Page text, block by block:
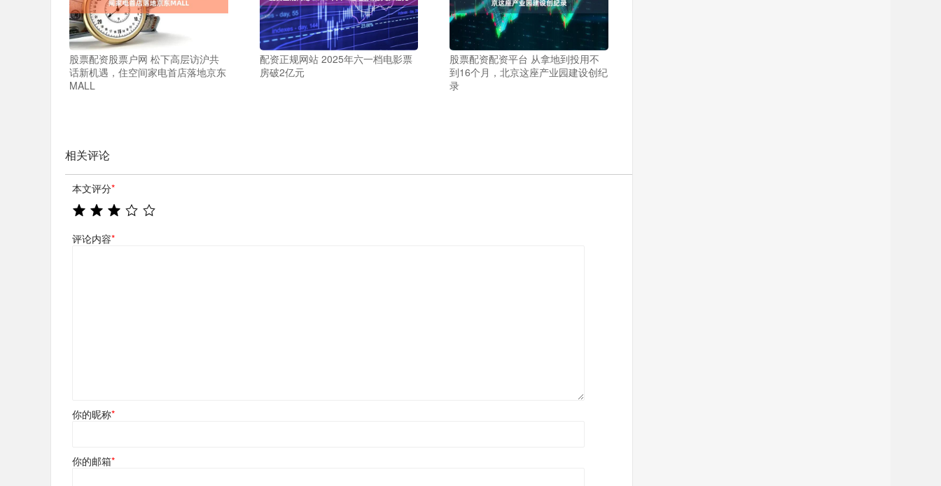
股票配资股票户网 松下高层访沪共
话新机遇，住空间家电首店落地京东
MALL
配资正规网站 2025年六一档电影票
房破2亿元
股票配资配资平台 从拿地到投用不
到16个月，北京这座产业园建设创纪
录
相关评论
本文评分*
评论内容*
你的昵称*
你的邮箱*